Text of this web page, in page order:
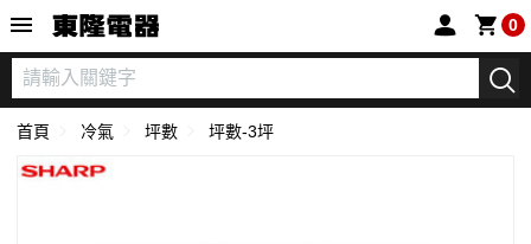
0
首頁 冷氣 坪數 坪數-3坪